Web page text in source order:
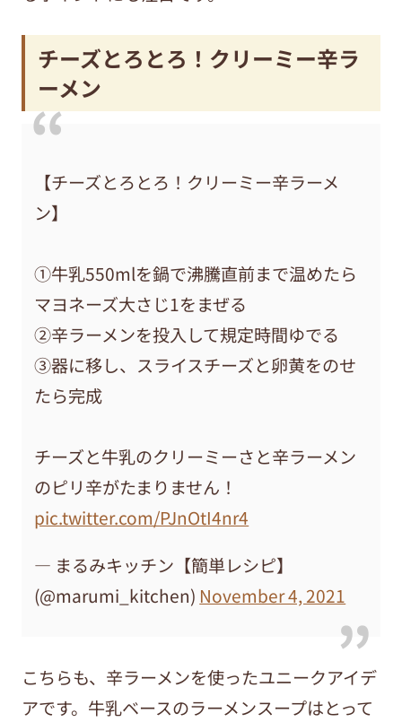
チーズとろとろ！クリーミー辛ラ
ーメン
【チーズとろとろ！クリーミー辛ラーメ
ン】
①牛乳550mlを鍋で沸騰直前まで温めたら
マヨネーズ大さじ1をまぜる
②辛ラーメンを投入して規定時間ゆでる
③器に移し、スライスチーズと卵黄をのせ
たら完成
チーズと牛乳のクリーミーさと辛ラーメン
のピリ辛がたまりません！
pic.twitter.com/PJnOtI4nr4
— まるみキッチン【簡単レシピ】
(@marumi_kitchen) November 4, 2021
こちらも、辛ラーメンを使ったユニークアイデ
アです。牛乳ベースのラーメンスープはとって